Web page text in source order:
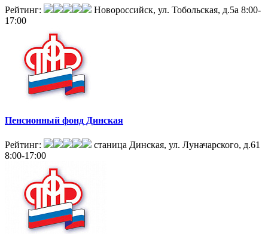
Рейтинг: Новороссийск, ул. Тобольская, д.5а 8:00-
17:00
Пенсионный фонд Динская
Рейтинг:
станица Динская, ул. Луначарского, д.61
8:00-17:00